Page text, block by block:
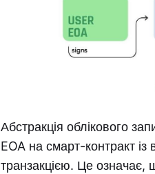
Абстракція облікового
EOA на смарт-контракт
транзакцією. Це означає,